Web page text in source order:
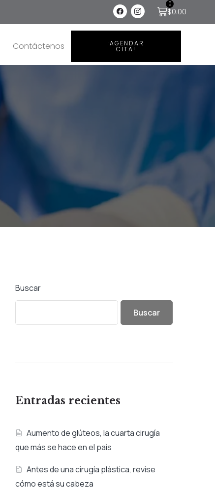
$0.00
0
Contáctenos ¡AGENDAR
CITA!
Buscar
Buscar
Entradas recientes
Aumento de glúteos, la cuarta cirugía
que más se hace en el país
Antes de una cirugía plástica, revise
cómo está su cabeza